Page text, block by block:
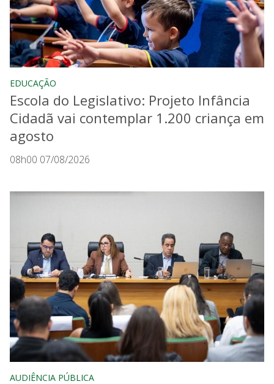
EDUCAÇÃO
Escola do Legislativo: Projeto Infância
Cidadã vai contemplar 1.200 criança em
agosto
08h00 07/08/2026
AUDIÊNCIA PÚBLICA